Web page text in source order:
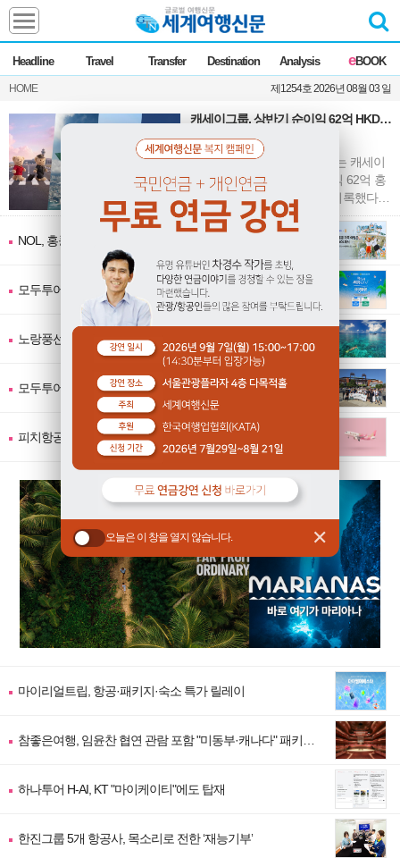
Headline Travel Transfer Destination Analysis eBOOK
HOME 제1254호 2026년 08월 03 일
Headline
전체 News
Commentary
Focus Marketing
ZoomIn
Travel
Transfer
Destination
Analysis
캐세이그룹, 상반기 순이익 62억 HKD…
전년比 67.6%↑
캐세이퍼시픽항공을 운영하는 캐세이
그룹이 2026년 상반기 순이익 62억 홍
콩달러(약 1조1718억원)를 기록했다고
밝혔다. 이는 전년 동기(37억 홍콩달
러) 대비 67.6% 증가한 수치다. 이
NOL, 홍콩관광청과 "홍콩 2+1 패밀리 프로모션" 실시
모두투어, NH농협은행과 "NH모두트래블리적금" 출시
노랑풍선, 옐로LIVE서 "마나도 3박5일" 상품 선보여
모두투어, 이현우 해설위원과 함께하는 "MLB 직관 컨셉투
피치항공, 자사 귀책 지연·결항 시 숙박·교통비 보상제 도입
마이리얼트립, 항공·패키지·숙소 특가 릴레이
참좋은여행, 임윤찬 협연 관람 포함 "미동부·캐나다" 패키지
하나투어 H-AI, KT "마이케이티"에도 탑재
한진그룹 5개 항공사, 목소리로 전한 ‘재능기부’
오늘은 이 창을 열지 않습니다. ✕